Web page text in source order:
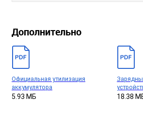
Дополнительно
Официальная утилизация
аккумулятора
5.93 МБ 18.38